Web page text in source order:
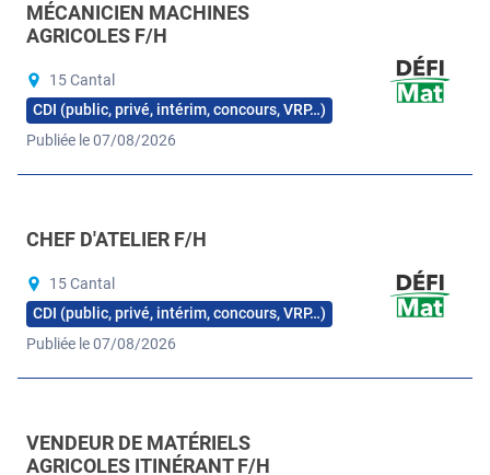
MÉCANICIEN MACHINES
AGRICOLES F/H
15 Cantal
CDI (public, privé, intérim, concours, VRP…)
Publiée le 07/08/2026
CHEF D'ATELIER F/H
15 Cantal
CDI (public, privé, intérim, concours, VRP…)
Publiée le 07/08/2026
VENDEUR DE MATÉRIELS
AGRICOLES ITINÉRANT F/H